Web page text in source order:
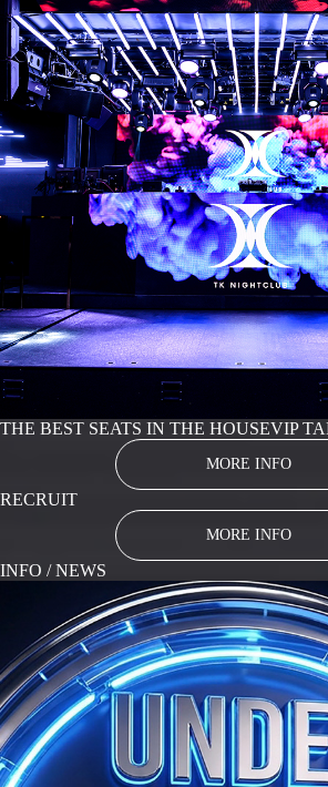
THE BEST SEATS IN THE HOUSEVIP
MORE INFO
RECRUIT
MORE INFO
INFO / NEWS